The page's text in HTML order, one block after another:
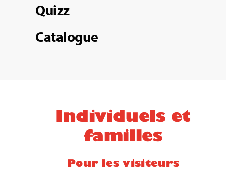
Quizz
Catalogue
Individuels et
familles
Pour les visiteurs